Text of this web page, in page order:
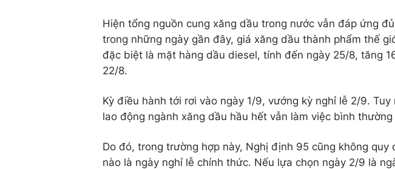
Hiện tổng nguồn cung xăng dầu trong nước vẫn đáp ứng
trong những ngày gần đây, giá xăng dầu thành phẩm thế
đặc biệt là mặt hàng dầu diesel, tính đến ngày 25/8, tăng
22/8.
Kỳ điều hành tới rơi vào ngày 1/9, vướng kỳ nghỉ lễ 2/9.
lao động ngành xăng dầu hầu hết vẫn làm việc bình thường
Do đó, trong trường hợp này, Nghị định 95 cũng không
nào là ngày nghỉ lễ chính thức. Nếu lựa chọn ngày 2/9 là